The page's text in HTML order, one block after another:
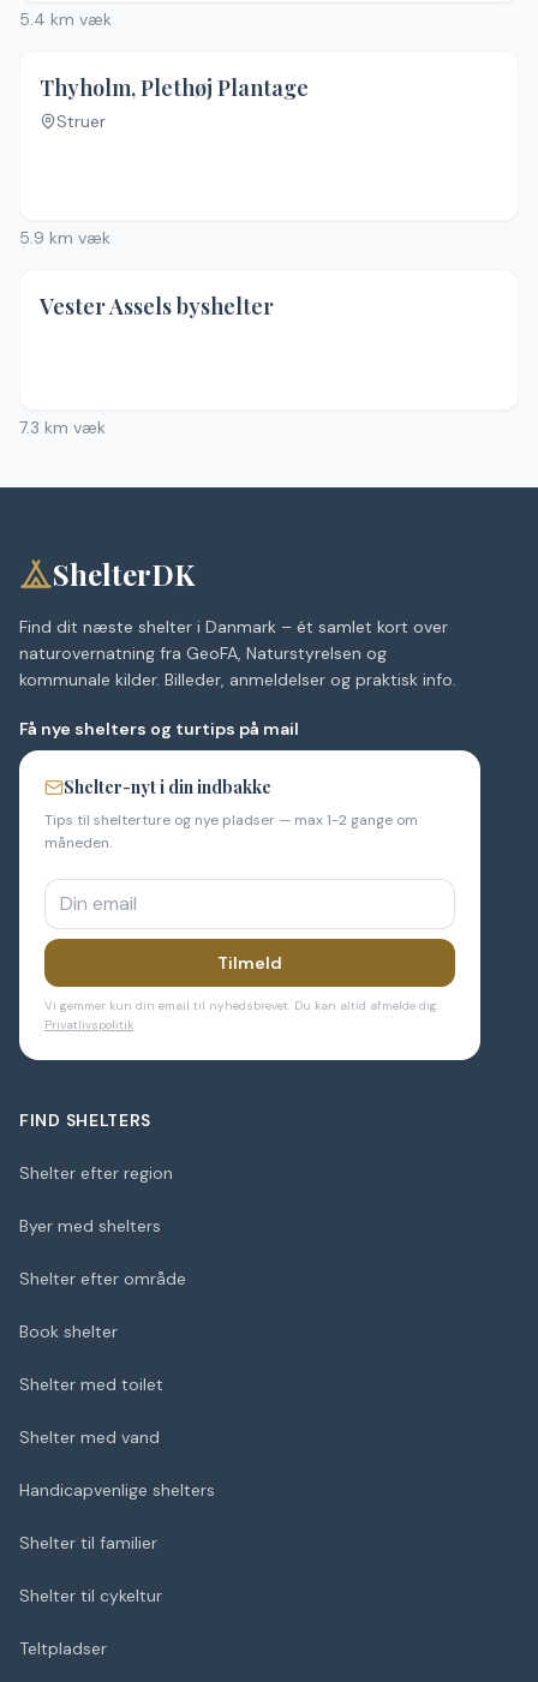
5.4 km væk
Thyholm, Plethøj Plantage
Struer
5.9 km væk
Vester Assels byshelter
7.3 km væk
ShelterDK
Find dit næste shelter i Danmark – ét samlet kort over
naturovernatning fra GeoFA, Naturstyrelsen og
kommunale kilder. Billeder, anmeldelser og praktisk info.
Få nye shelters og turtips på mail
Shelter-nyt i din indbakke
Tips til shelterture og nye pladser — max 1-2 gange om
måneden.
Tilmeld
Vi gemmer kun din email til nyhedsbrevet. Du kan altid afmelde dig.
Privatlivspolitik
FIND SHELTERS
Shelter efter region
Byer med shelters
Shelter efter område
Book shelter
Shelter med toilet
Shelter med vand
Handicapvenlige shelters
Shelter til familier
Shelter til cykeltur
Teltpladser